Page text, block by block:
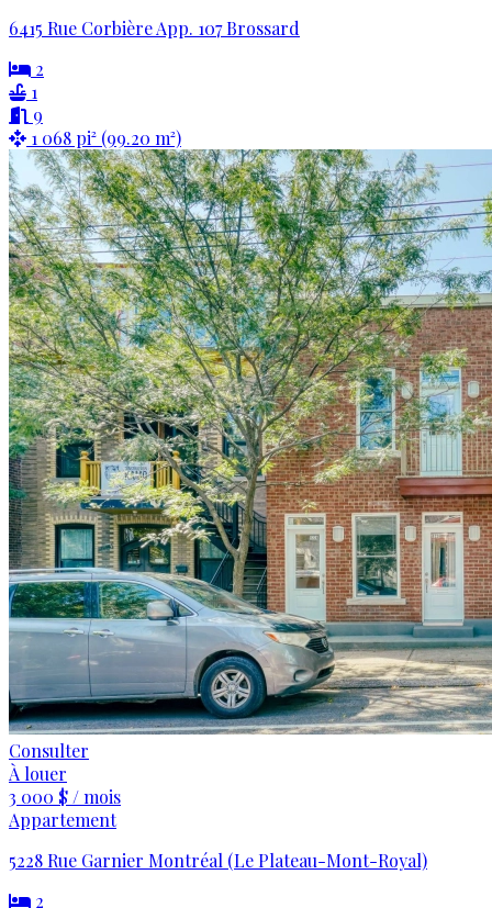
6415 Rue Corbière App. 107 Brossard
2
1
9
1 068 pi² (99.20 m²)
Consulter
À louer
3 000 $ / mois
Appartement
5228 Rue Garnier Montréal (Le Plateau-Mont-Royal)
2